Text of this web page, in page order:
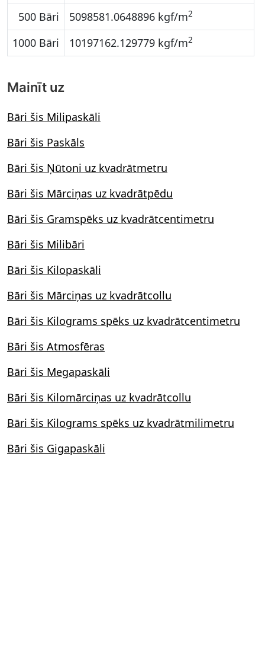
500 Bāri 5098581.0648896 kgf/m2
1000 Bāri 10197162.129779 kgf/m2
Mainīt uz
Bāri šis Milipaskāli
Bāri šis Paskāls
Bāri šis Ņūtoni uz kvadrātmetru
Bāri šis Mārciņas uz kvadrātpēdu
Bāri šis Gramspēks uz kvadrātcentimetru
Bāri šis Milibāri
Bāri šis Kilopaskāli
Bāri šis Mārciņas uz kvadrātcollu
Bāri šis Kilograms spēks uz kvadrātcentimetru
Bāri šis Atmosfēras
Bāri šis Megapaskāli
Bāri šis Kilomārciņas uz kvadrātcollu
Bāri šis Kilograms spēks uz kvadrātmilimetru
Bāri šis Gigapaskāli